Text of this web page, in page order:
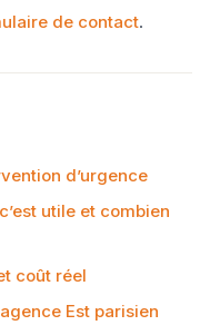
de contact.
d’urgence
utile et combien
coût réel
Est parisien